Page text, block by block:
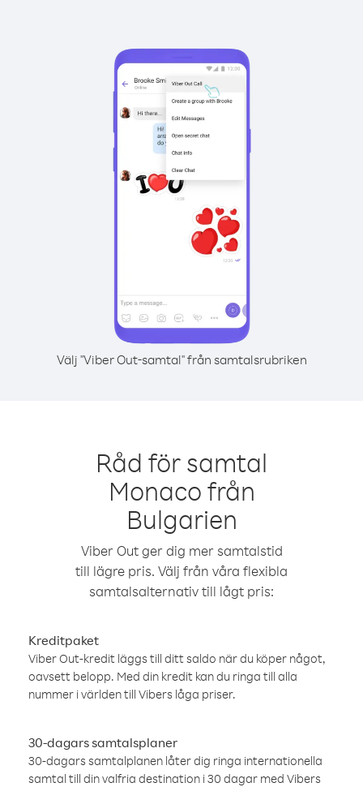
Välj "Viber Out-samtal" från samtalsrubriken
Råd för samtal
Monaco från
Bulgarien
Viber Out ger dig mer samtalstid
till lägre pris. Välj från våra flexibla
samtalsalternativ till lågt pris:
Kreditpaket
Viber Out-kredit läggs till ditt saldo när du köper något,
oavsett belopp. Med din kredit kan du ringa till alla
nummer i världen till Vibers låga priser.
30-dagars samtalsplaner
30-dagars samtalplanen låter dig ringa internationella
samtal till din valfria destination i 30 dagar med Vibers